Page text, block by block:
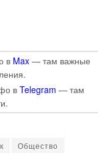
в Max — там важные
вTelegram — там
Общество